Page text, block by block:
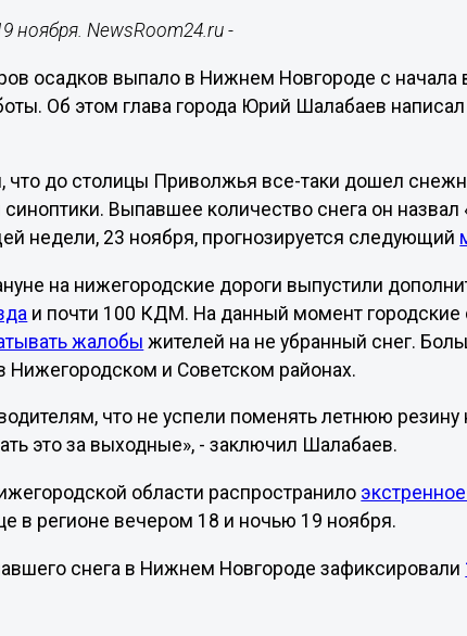
ноября. NewsRoom24.ru -
осадков выпало в Нижнем Новгороде с начала
Об этом глава города Юрий Шалабаев
что до столицы Приволжья все-таки дошел
синоптики. Выпавшее количество снега он
недели, 23 ноября, прогнозируется следующий
на нижегородские дороги выпустили
и почти 100 КДМ. На данный момент
жалобы жителей на не убранный снег.
Нижегородском и Советском районах.
что не успели поменять летнюю
это за выходные», - заключил Шалабаев.
области распространило
в регионе вечером 18 и ночью 19 ноября.
снега в Нижнем Новгороде зафиксировали